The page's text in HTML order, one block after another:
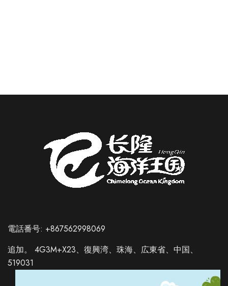
電話番号: +867562998069
追加。 4G3M+X23、復興湾、珠海、広東省、中国、
519031